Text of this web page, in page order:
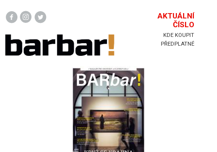
Hlavička
AKTUÁLNÍ
ČÍSLO
KDE KOUPIT
PŘEDPLATNÉ